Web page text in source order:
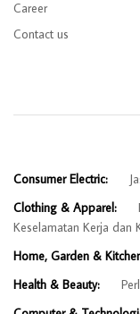
Career
Contact us
Consumer Electric:
Clothing & Apparel:
Keselamatan Kerja dan
Home, Garden &
Health & Beauty: